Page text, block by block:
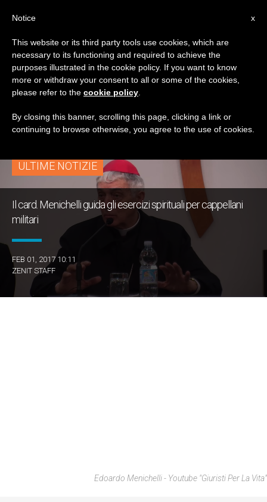
TAG
Posts Tagged
‘cappellani Militari’
ULTIME NOTIZIE
Il card. Menichelli guida gli esercizi spirituali per cappellani
militari
FEB 01, 2017 10:11
ZENIT STAFF
Edoardo Menichelli - Youtube "Giuristi Per La Vita"
x
Notice
This website or its third party tools use cookies, which are
necessary to its functioning and required to achieve the
purposes illustrated in the cookie policy. If you want to know
more or withdraw your consent to all or some of the cookies,
please refer to the cookie policy
By closing this banner, scrolling this page, clicking a link or
continuing to browse otherwise, you agree to the use of cookies.